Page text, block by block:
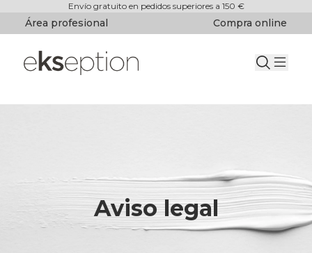
Envío gratuito en pedidos superiores a 150 €
Área profesional Compra online
Aviso legal